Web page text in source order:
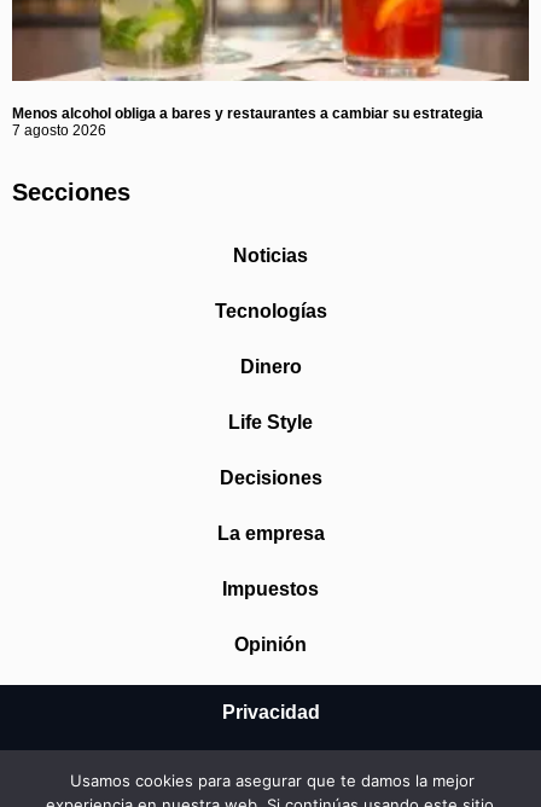
Menos alcohol obliga a bares y restaurantes a cambiar su estrategia
7 agosto 2026
Secciones
Noticias
Tecnologías
Dinero
Life Style
Decisiones
La empresa
Impuestos
Opinión
Privacidad
Usamos cookies para asegurar que te damos la mejor